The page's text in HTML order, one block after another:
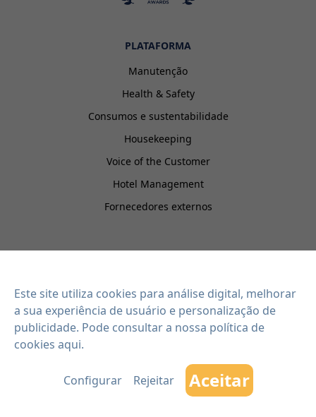
PLATAFORMA
Manutenção
Health & Safety
Consumos e sustentabilidade
Housekeeping
Voice of the Customer
Hotel Management
Fornecedores externos
EISI HOTEL
Contacto
Blogue
Copyright 2026 EISI SOFTWARE SL - Todos os direitos reservados
Política de Privacidade - Política de Cookies
Este site utiliza cookies para análise digital, melhorar
a sua experiência de usuário e personalização de
publicidade. Pode consultara nossa política de
cookies aqui.
Configurar Rejeitar Aceitar